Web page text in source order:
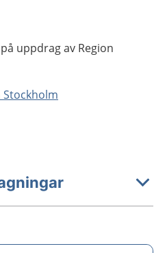
uppdrag av Region
Stockholm